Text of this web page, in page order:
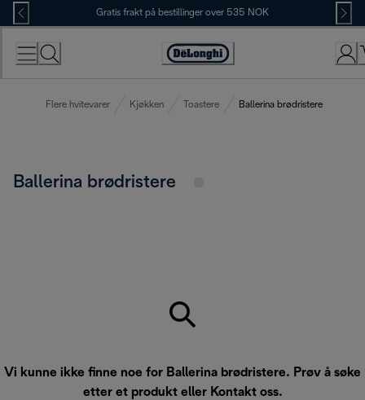
Skip
to
Content
Gratis frakt på bestillinger over 535 NOK
Accessibility
Flere hvitevarer Kjøkken Toastere Ballerina brødristere
Ballerina brødristere
Vi kunne ikke finne noe for Ballerina brødristere. Prøv å søke
etter et produkt eller Kontakt oss.